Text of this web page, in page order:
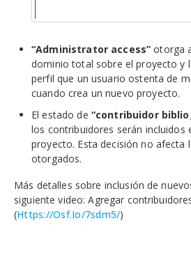
“Administrator access” otorga
dominio total sobre el proyecto y
perfil que un usuario ostenta de
cuando crea un nuevo proyecto.
El estado de “contribuidor
los contribuidores serán incluidos
proyecto. Esta decisión no afecta
otorgados.
Más detalles sobre inclusión de
siguiente video: Agregar
(Https://osf.io/7sdm5/)